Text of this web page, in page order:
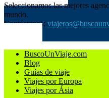
Seleccionamos las mejores
mundo.
Contáctanos:
BuscoUnViaje.com
Blog
Guías de viaje
Viajes por Europa
Viajes por Ásia